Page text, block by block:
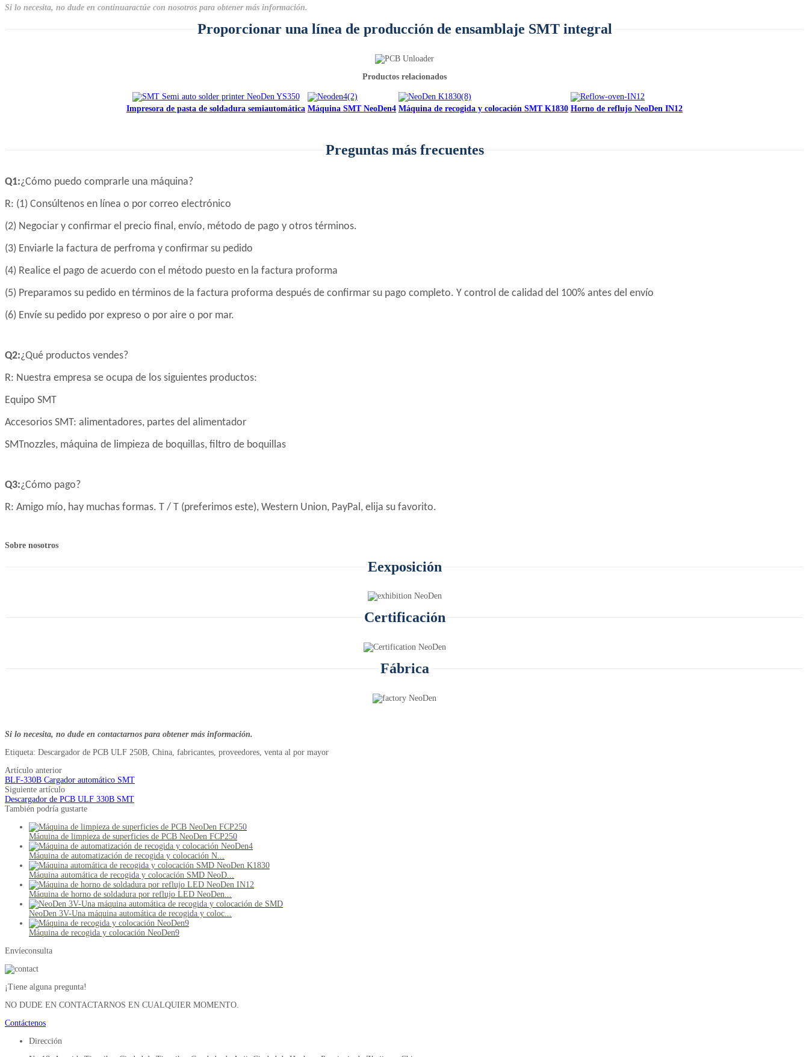
Si lo necesita, no dude en continuaractúe con nosotros para obtener más información.
Proporcionar una línea de producción de ensamblaje SMT integral
Productos relacionados
Impresora de pasta de soldadura semiautomática Máquina SMT NeoDen4 Máquina de recogida y colocación SMT K1830 Horno de reflujo NeoDen IN12
Preguntas más frecuentes
Q1:¿Cómo puedo comprarle una máquina?
R: (1) Consúltenos en línea o por correo electrónico
(2) Negociar y confirmar el precio final, envío, método de pago y otros términos.
(3) Enviarle la factura de perfroma y confirmar su pedido
(4) Realice el pago de acuerdo con el método puesto en la factura proforma
(5) Preparamos su pedido en términos de la factura proforma después de confirmar su pago completo. Y control de calidad del 100% antes del envío
(6) Envíe su pedido por expreso o por aire o por mar.
Q2:¿Qué productos vendes?
R: Nuestra empresa se ocupa de los siguientes productos:
Equipo SMT
Accesorios SMT: alimentadores, partes del alimentador
SMTnozzles, máquina de limpieza de boquillas, filtro de boquillas
Q3:¿Cómo pago?
R: Amigo mío, hay muchas formas. T / T (preferimos este), Western Union, PayPal, elija su favorito.
Sobre nosotros
Eexposición
Certificación
Fábrica
Si lo necesita, no dude en contactarnos para obtener más información.
Etiqueta: Descargador de PCB ULF 250B, China, fabricantes, proveedores, venta al por mayor
Artículo anterior
BLF-330B Cargador automático SMT
Siguiente artículo
Descargador de PCB ULF 330B SMT
También podría gustarte
Máquina de limpieza de superficies de PCB NeoDen FCP250
Máquina de automatización de recogida y colocación N...
Máquina automática de recogida y colocación SMD NeoD...
Máquina de horno de soldadura por reflujo LED NeoDen...
NeoDen 3V-Una máquina automática de recogida y coloc...
Máquina de recogida y colocación NeoDen9
Envíeconsulta
¡Tiene alguna pregunta!
NO DUDE EN CONTACTARNOS EN CUALQUIER MOMENTO.
Contáctenos
Dirección